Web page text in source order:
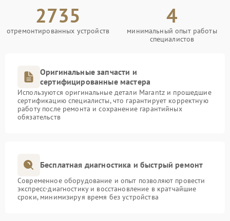
2735
отремонтированных устройств
4
минимальный опыт работы
специалистов
Оригинальные запчасти и
сертифицированные мастера
Используются оригинальные детали Marantz и прошедшие
сертификацию специалисты, что гарантирует корректную
работу после ремонта и сохранение гарантийных
обязательств
Бесплатная диагностика и быстрый ремонт
Современное оборудование и опыт позволяют провести
экспресс-диагностику и восстановление в кратчайшие
сроки, минимизируя время без устройства